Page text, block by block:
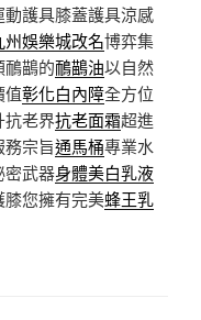
動護具膝蓋護具涼感
州娛樂城改名博弈集
鶓的鴯鶓油以自然
值彰化白內障全方位
老界抗老面霜超進
宗旨通馬桶專業水
密武器身體美白乳液
您擁有完美蜂王乳